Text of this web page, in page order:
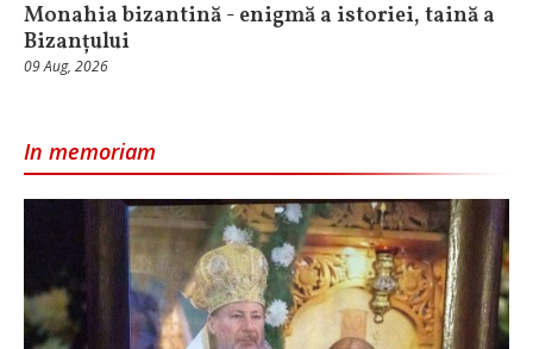
Monahia bizantină - enigmă a istoriei, taină a
Bizanțului
09 Aug, 2026
In memoriam